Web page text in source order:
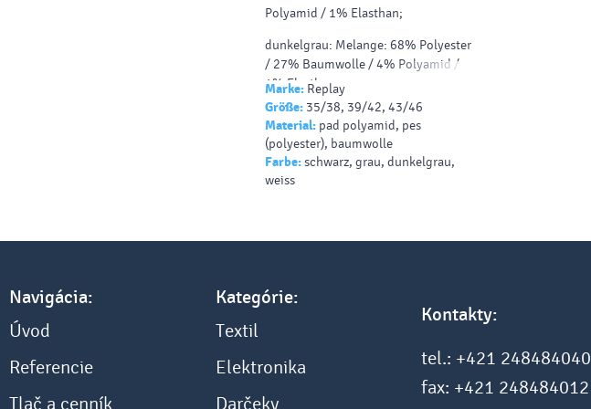
Polyamid / 1% Elasthan;
dunkelgrau: Melange: 68% Polyester
/ 27% Baumwolle / 4% Polyamid /
1% Elasthan;
grau: 66% Polyester / 20%
Baumwolle / 8% Viskose / 5%
Polyamid / 1% Elasthan;
weiß: 49% Polyester / 47%
Marke: Replay
Größe: 35/38, 39/42, 43/46
Material: pad polyamid, pes
(polyester), baumwolle
Farbe:schwarz, grau, dunkelgrau,
weiss
Navigácia:
Úvod
Referencie
Kategórie:
Textil
Elektronika
Kontakty:
tel.: +421 248484040
fax: +421 248484012